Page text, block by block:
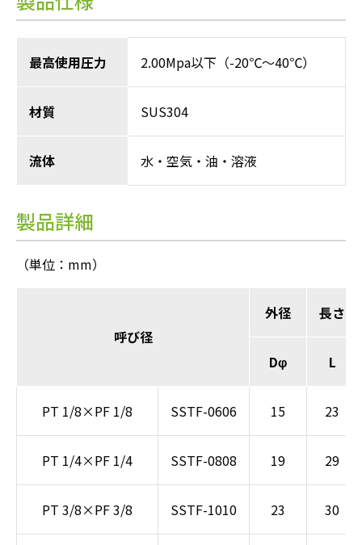
最高使用圧力 2.00Mpa以下（-20℃～40℃）
材質 SUS304
流体 水・空気・油・溶液
製品詳細
（単位：mm）
呼び径
外径 長さ
Dφ L
PT 1/8×PF 1/8 SSTF-0606 15 23
PT 1/4×PF 1/4 SSTF-0808 19 29
PT 3/8×PF 3/8 SSTF-1010 23 30